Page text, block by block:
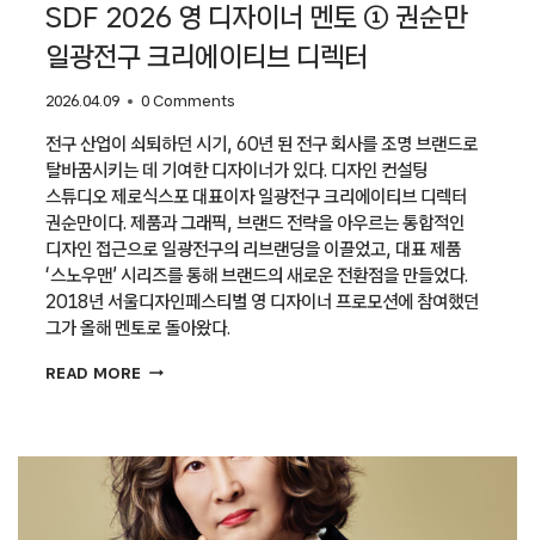
SDF 2026 영 디자이너 멘토 ① 권순만
일광전구 크리에이티브 디렉터
2026.04.09 0 Comments
전구 산업이 쇠퇴하던 시기, 60년 된 전구 회사를 조명 브랜드로
탈바꿈시키는 데 기여한 디자이너가 있다. 디자인 컨설팅
스튜디오 제로식스포 대표이자 일광전구 크리에이티브 디렉터
권순만이다. 제품과 그래픽, 브랜드 전략을 아우르는 통합적인
디자인 접근으로 일광전구의 리브랜딩을 이끌었고, 대표 제품
‘스노우맨’ 시리즈를 통해 브랜드의 새로운 전환점을 만들었다.
2018년 서울디자인페스티벌 영 디자이너 프로모션에 참여했던
그가 올해 멘토로 돌아왔다.
READ MORE SDF
멘토
①
권순만
일광전구